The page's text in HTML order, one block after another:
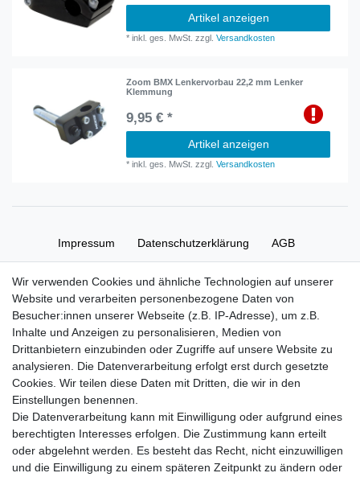
Artikel anzeigen
*inkl. ges. MwSt. zzgl.Versandkosten
Zoom BMX Lenkervorbau 22,2 mm Lenker
Klemmung
9,95 € *
Artikel anzeigen
*inkl. ges. MwSt. zzgl.Versandkosten
Impressum Daten­schutz­erklärung AGB
Widerrufs­recht Vertrag widerrufen Kontakt
Zahlung und Versand
Zahlung
Versand
Batterieverordnung
Wir verwenden Cookies und ähnliche Technologien auf unserer
Website und verarbeiten personenbezogene Daten von
Besucher:innen unserer Webseite (z.B. IP-Adresse), um z.B.
Inhalte und Anzeigen zu personalisieren, Medien von
Drittanbietern einzubinden oder Zugriffe auf unsere Website zu
analysieren. Die Datenverarbeitung erfolgt erst durch gesetzte
Cookies. Wir teilen diese Daten mit Dritten, die wir in den
Einstellungen benennen.
Die Datenverarbeitung kann mit Einwilligung oder aufgrund eines
berechtigten Interesses erfolgen. Die Zustimmung kann erteilt
oder abgelehnt werden. Es besteht das Recht, nicht einzuwilligen
und die Einwilligung zu einem späteren Zeitpunkt zu ändern oder